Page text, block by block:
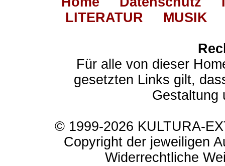
LITERATUR
MUSIK
Für alle von dieser
gesetzten Links gilt,
Gestaltung
© 1999-2026 KULTURA-
Copyright der jeweiligen
Widerrechtliche